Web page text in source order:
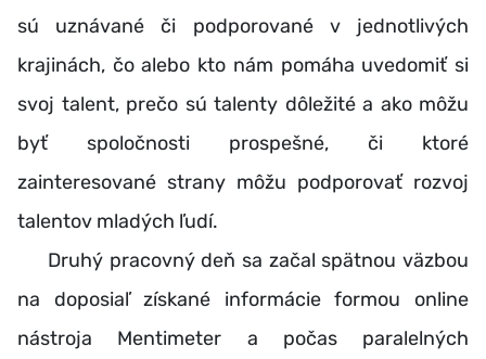
sú uznávané či podporované v jednotlivých
krajinách, čo alebo kto nám pomáha uvedomiť si
svoj talent, prečo sú talenty dôležité a ako môžu
byť spoločnosti prospešné, či ktoré
zainteresované strany môžu podporovať rozvoj
talentov mladých ľudí.
Druhý pracovný deň sa začal spätnou väzbou
na doposiaľ získané informácie formou online
nástroja Mentimeter a počas paralelných